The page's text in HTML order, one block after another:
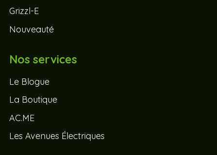
Grizzl-E
Nouveauté
Nos services
Le Blogue
La Boutique
AC.ME
Les Avenues Électriques